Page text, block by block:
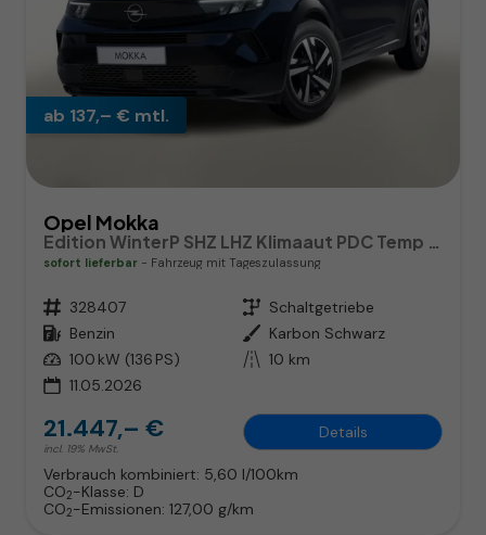
ab 137,– € mtl.
Opel Mokka
sofort lieferbar Fahrzeug mit Tageszulassung
Fahrzeugnr. 328407 Getriebe Schaltgetriebe
Kraftstoff Benzin Außenfarbe Karbon Schwarz
Leistung 100 kW (136 PS) Kilometerstand 10 km
11.05.2026
21.447,– €
incl. 19% MwSt.
Details
Verbrauch kombiniert: 5,60 l/100km
CO2-Klasse: D
CO2-Emissionen: 127,00 g/km